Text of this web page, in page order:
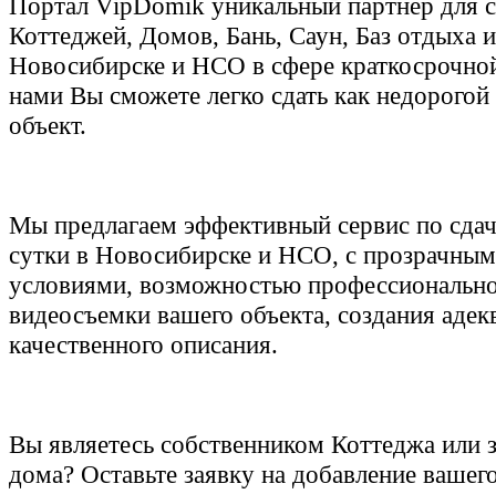
Портал VipDomik уникальный партнер для
Коттеджей, Домов, Бань, Саун, Баз отдыха
Новосибирске и НСО в сфере
нами Вы сможете легко сдать как
объект.
Мы предлагаем эффективный сервис по
сутки в Новосибирске и НСО, с
условиями, возможностью
видеосъемки вашего объекта, создания
качественного описания.
Вы являетесь собственником Коттеджа или
дома? Оставьте заявку на добавление